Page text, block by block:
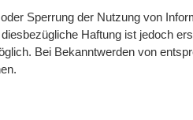
Sperrung der Nutzung von
Haftung ist jedoch
Bei Bekanntwerden von